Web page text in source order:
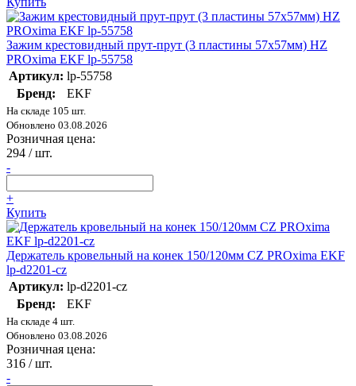
Зажим крестовидный прут-прут (3 пластины 57х57мм) HZ
PROxima EKF lp-55758
Артикул: lp-55758
Бренд:
EKF
На складе 105 шт.
Обновлено 03.08.2026
Розничная цена:
294 / шт.
-
+
Купить
Держатель кровельный на конек 150/120мм CZ PROxima EKF
lp-d2201-cz
Артикул: lp-d2201-cz
Бренд:
EKF
На складе 4 шт.
Обновлено 03.08.2026
Розничная цена:
316 / шт.
-